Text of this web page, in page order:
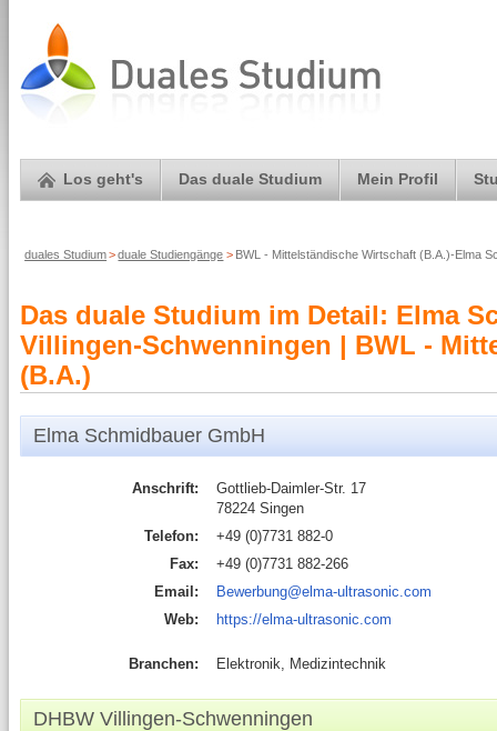
Los geht's Das duale Studium Mein Profil
duales Studium> duale Studiengänge > BWL - Mittelständische Wirtschaft (B.A.)-Elma
Das duale Studium im Detail: Elma
Villingen-Schwenningen | BWL -
(B.A.)
Elma Schmidbauer GmbH
Anschrift:
Gottlieb-Daimler-Str. 17
78224 Singen
Telefon:
+49 (0)7731 882-0
Fax:
+49 (0)7731 882-266
Email:
Bewerbung@elma-ultrasonic.com
Web:
https://elma-ultrasonic.com
Branchen: Elektronik, Medizintechnik
DHBW Villingen-Schwenningen